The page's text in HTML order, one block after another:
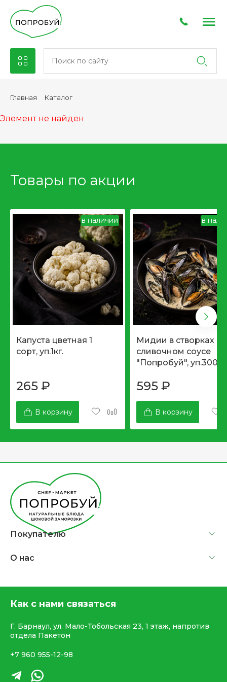
Главная Каталог
Элемент не найден
Товары по акции
в наличии
Капуста цветная 1
сорт, уп.1кг.
265 ₽
В корзину
в
Мидии в створках в
сливочном соусе
"Попробуй",
595 ₽
В корзину
Покупателю
О нас
Как с нами связаться
Г. Барнаул, ул. Мало-Тобольская 23, 1 этаж, напротив
отдела Пакетон
+7 960 955-12-98